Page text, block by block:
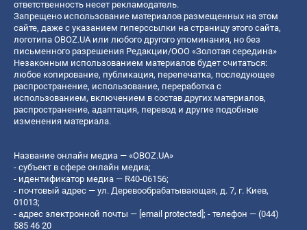
ответственность несет рекламодатель.
Запрещено использование материалов размещенных на этом
сайте, даже с указанием гиперссылки на страницу этого сайта,
логотипа OBOZ.UA или любого другого упоминания, но без
письменного разрешения Редакции/ООО «Золотая середина»
Незаконным использованием материалов будет считаться:
любое копирование, публикация, перепечатка, последующее
распространение, использование, переработка с
использованием, включением в состав других материалов,
распространение, адаптация, перевод и другие подобные
изменения материала.
Название онлайн медиа — «OBOZ.UA»
- субъект в сфере онлайн медиа;
- идентификатор медиа — R40-06156;
- почтовый адрес — ул. Деревообрабатывающая, д. 7, г. Киев,
01013;
- адрес электронной почты — [email protected] ; - телефон — (044)
585 46 20